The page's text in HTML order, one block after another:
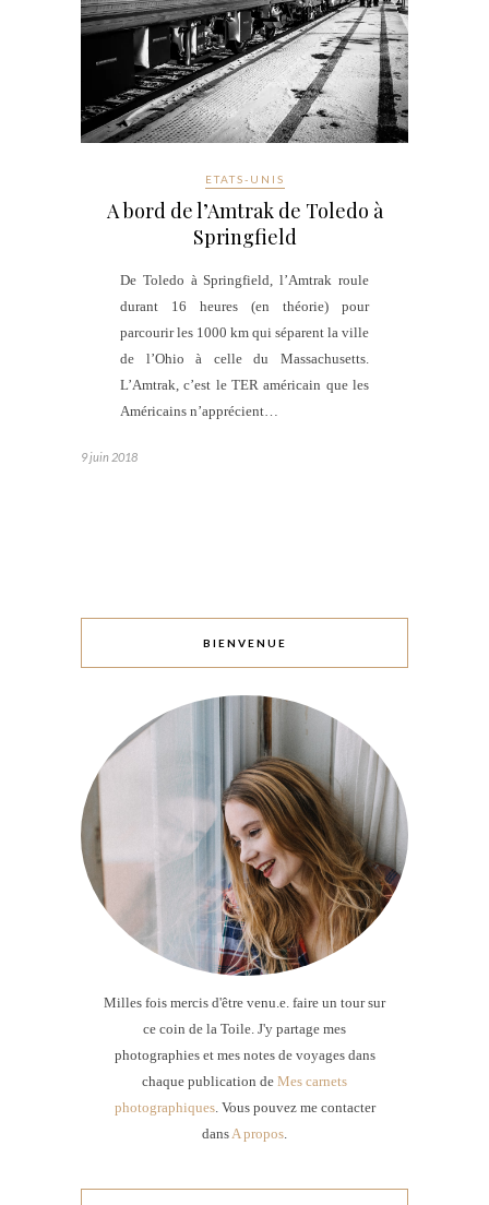
ETATS-UNIS
A bord de l’Amtrak de Toledo à
Springfield
De Toledo à Springfield, l’Amtrak roule
durant 16 heures (en théorie) pour
parcourir les 1000 km qui séparent la ville
de l’Ohio à celle du Massachusetts.
L’Amtrak, c’est le TER américain que les
Américains n’apprécient…
9 juin 2018
BIENVENUE
Milles fois mercis d'être venu.e. faire un tour sur
ce coin de la Toile. J'y partage mes
photographies et mes notes de voyages dans
chaque publication de Mes carnets
photographiques. Vous pouvez me contacter
dans A propos